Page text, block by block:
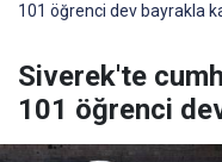
101 öğrenci dev bayrakla
Siverek'te
101 öğrenci